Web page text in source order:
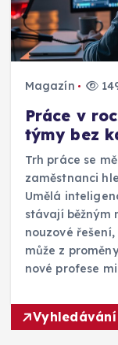
Magazín
Práce v
týmy bez
Trh práce se
zaměstnanci
Umělá
stávají běžným
nouzové
může z
nové profese
Vyhledávání